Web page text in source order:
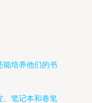
能培养他们的书
、笔记本和卷笔